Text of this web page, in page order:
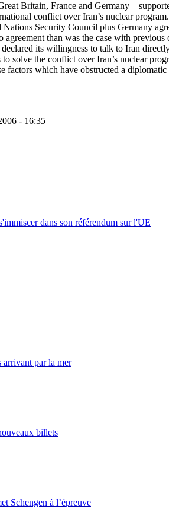
Britain, France and Germany –
conflict over Iran’s nuclear
Security Council plus Germany
than was the case with
its willingness to talk to Iran
solve the conflict over Iran’s nuclear
which have obstructed a
- 16:35
dans son référendum sur l'UE
arrivant par la mer
billets
Schengen à l’épreuve